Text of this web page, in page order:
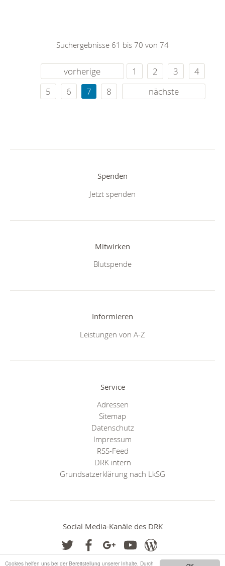
Cookies helfen uns bei der Bereitstellung unserer Inhalte. Durch
Suchergebnisse 61 bis 70 von 74
vorherige 1 2 3
4
5
6 7 8 nächste
Spenden
Jetzt spenden
Mitwirken
Blutspende
Informieren
Leistungen von A-Z
Service
Adressen
Sitemap
Datenschutz
Impressum
RSS-Feed
DRK intern
Grundsatzerklärung nach LkSG
Social Media-Kanäle des DRK